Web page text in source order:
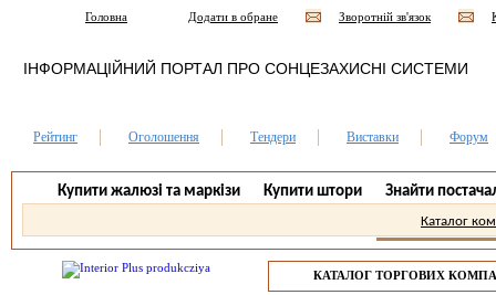
Головна Додати в обране Зворотній зв'язок
ІНФОРМАЦІЙНИЙ ПОРТАЛ ПРО СОНЦЕЗАХИСНІ СИСТЕМИ
Рейтинг Оголошення Тендери Виставки Форум
Купити жалюзі та маркізи Купити штори Знайти
Каталог
КАТАЛОГ ТОРГОВИХ